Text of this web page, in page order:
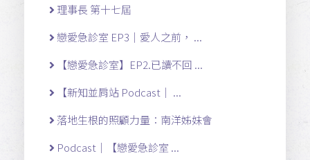
理事長 第十七屆
戀愛急診室 EP3｜愛人之前， ...
【戀愛急診室】EP2.已讀不回 ...
【新知並肩站 Podcast｜ ...
落地生根的照顧力量：南洋姊妹會
Podcast｜【戀愛急診室 ...